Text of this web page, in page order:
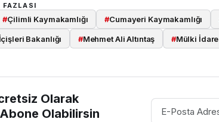
FAZLASI
#Çilimli Kaymakamlığı #Cumayeri Kaymakamlığı
Bakanlığı #Mehmet Ali Altıntaş #Mülki
Olarak
Olabilirsin